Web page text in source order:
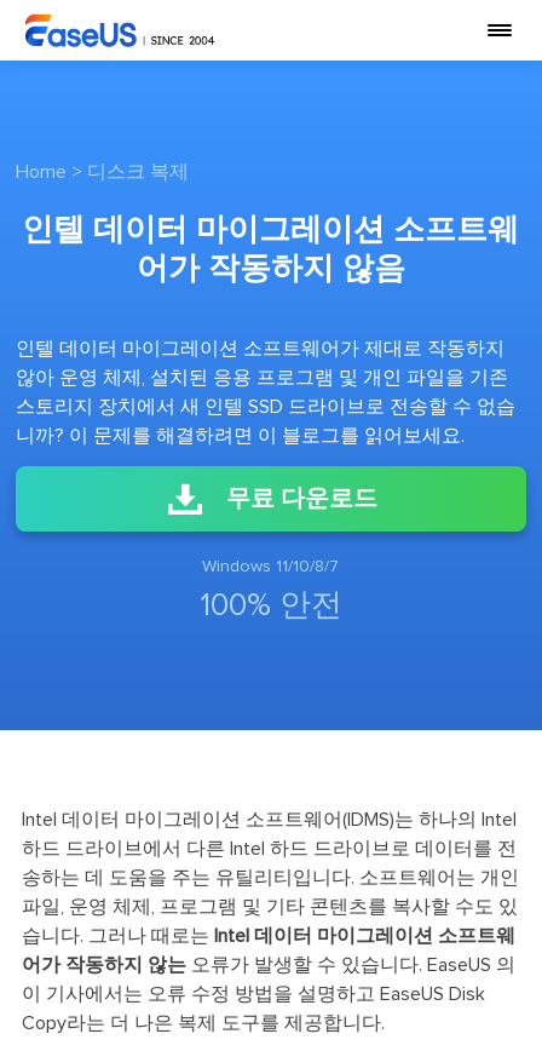
Home > 디스크 복제
인텔 데이터 마이그레이션 소프트웨
어가 작동하지 않음
인텔 데이터 마이그레이션 소프트웨어가 제대로 작동하지
않아 운영 체제, 설치된 응용 프로그램 및 개인 파일을 기존
스토리지 장치에서 새 인텔 SSD 드라이브로 전송할 수 없습
니까? 이 문제를 해결하려면 이 블로그를 읽어보세요.
무료 다운로드
Windows 11/10/8/7
100% 안전
Intel 데이터 마이그레이션 소프트웨어(IDMS)는 하나의 Intel
하드 드라이브에서 다른 Intel 하드 드라이브로 데이터를 전
송하는 데 도움을 주는 유틸리티입니다. 소프트웨어는 개인
파일, 운영 체제, 프로그램 및 기타 콘텐츠를 복사할 수도 있
습니다. 그러나 때로는 Intel 데이터 마이그레이션 소프트웨
어가 작동하지 않는오류가 발생할 수 있습니다. EaseUS 의
이 기사에서는 오류 수정 방법을 설명하고 EaseUS Disk
Copy라는 더 나은 복제 도구를 제공합니다.